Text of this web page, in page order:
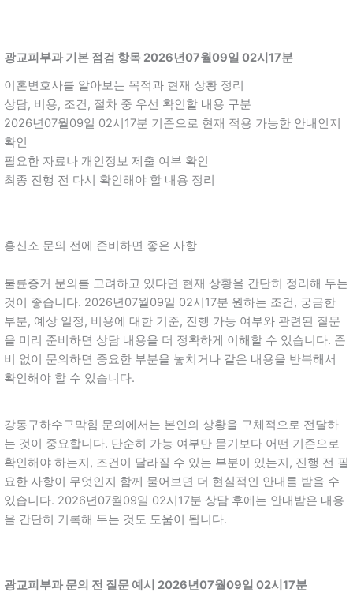
광교피부과 기본 점검 항목 2026년07월09일 02시17분
이혼변호사를 알아보는 목적과 현재 상황 정리
상담, 비용, 조건, 절차 중 우선 확인할 내용 구분
2026년07월09일 02시17분 기준으로 현재 적용 가능한 안내인지
확인
필요한 자료나 개인정보 제출 여부 확인
최종 진행 전 다시 확인해야 할 내용 정리
흥신소 문의 전에 준비하면 좋은 사항
불륜증거 문의를 고려하고 있다면 현재 상황을 간단히 정리해 두는
것이 좋습니다. 2026년07월09일 02시17분 원하는 조건, 궁금한
부분, 예상 일정, 비용에 대한 기준, 진행 가능 여부와 관련된 질문
을 미리 준비하면 상담 내용을 더 정확하게 이해할 수 있습니다. 준
비 없이 문의하면 중요한 부분을 놓치거나 같은 내용을 반복해서
확인해야 할 수 있습니다.
강동구하수구막힘 문의에서는 본인의 상황을 구체적으로 전달하
는 것이 중요합니다. 단순히 가능 여부만 묻기보다 어떤 기준으로
확인해야 하는지, 조건이 달라질 수 있는 부분이 있는지, 진행 전 필
요한 사항이 무엇인지 함께 물어보면 더 현실적인 안내를 받을 수
있습니다. 2026년07월09일 02시17분 상담 후에는 안내받은 내용
을 간단히 기록해 두는 것도 도움이 됩니다.
광교피부과 문의 전 질문 예시 2026년07월09일 02시17분